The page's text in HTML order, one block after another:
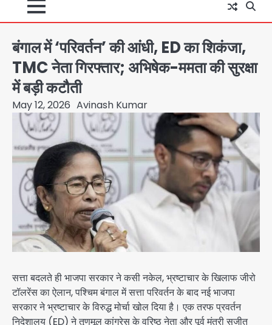
बंगाल में ‘परिवर्तन’ की आंधी, ED का शिकंजा,
TMC नेता गिरफ्तार; अभिषेक-ममता की सुरक्षा
में बड़ी कटौती
May 12, 2026 Avinash Kumar
सत्ता बदलते ही भाजपा सरकार ने कसी नकेल, भ्रष्टाचार के खिलाफ जीरो
टॉलरेंस का ऐलान, पश्चिम बंगाल में सत्ता परिवर्तन के बाद नई भाजपा
सरकार ने भ्रष्टाचार के विरुद्ध मोर्चा खोल दिया है। एक तरफ प्रवर्तन
निदेशालय (ED) ने तृणमूल कांग्रेस के वरिष्ठ नेता और पूर्व मंत्री सुजीत